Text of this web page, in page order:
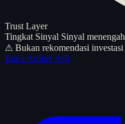
Trust Layer
Tingkat Sinyal Sinyal menengah
⚠ Bukan rekomendasi investasi
Buka Artikel Asli